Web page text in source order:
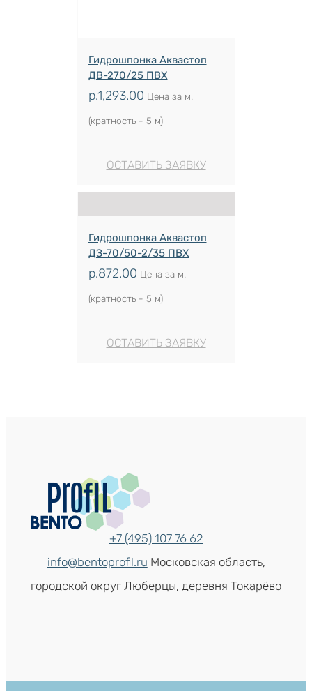
Гидрошпонка Аквастоп
ДВ-270/25 ПВХ
р.1,293.00 Цена за м.
(кратность - 5 м)
ОСТАВИТЬ ЗАЯВКУ
Гидрошпонка Аквастоп
ДЗ-70/50-2/35 ПВХ
р.872.00 Цена за м.
(кратность - 5 м)
ОСТАВИТЬ ЗАЯВКУ
+7 (495) 107 76 62
info@bentoprofil.ru Московская область,
городской округ Люберцы, деревня Токарёво